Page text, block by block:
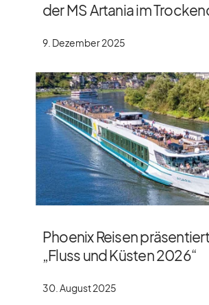
der MS Artania im
9. Dezember 2025
Phoenix Reisen
„Fluss und Küsten 2026“
30. August 2025